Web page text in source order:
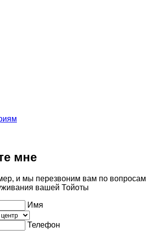
мне
и мы перезвоним вам по вопросам
вашей Тойоты
Имя
Телефон